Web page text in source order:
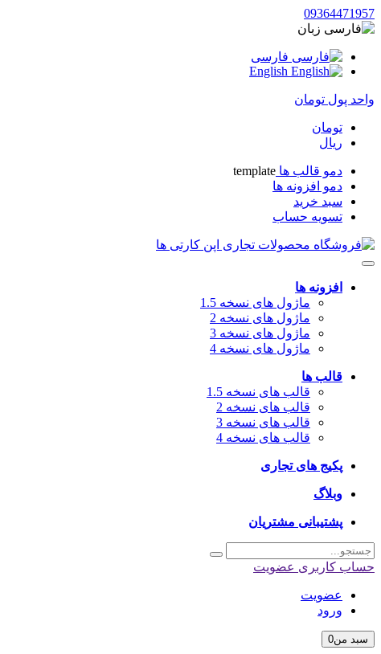
09364471957
زبان
فارسی
واحد پول تومان
تومان
ریال
دمو قالب ها template
دمو افزونه ها
سبد خرید
تسویه حساب
افزونه ها
ماژول های نسخه 1.5
ماژول های نسخه 2
ماژول های نسخه 3
ماژول های نسخه 4
قالب ها
قالب های نسخه 1.5
قالب های نسخه 2
قالب های نسخه 3
قالب های نسخه 4
پکیج های تجاری
وبلاگ
پشتیبانی مشتریان
حساب کاربری عضویت
عضویت
ورود
سبد من0